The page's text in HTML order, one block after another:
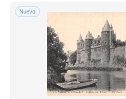
Nuevo